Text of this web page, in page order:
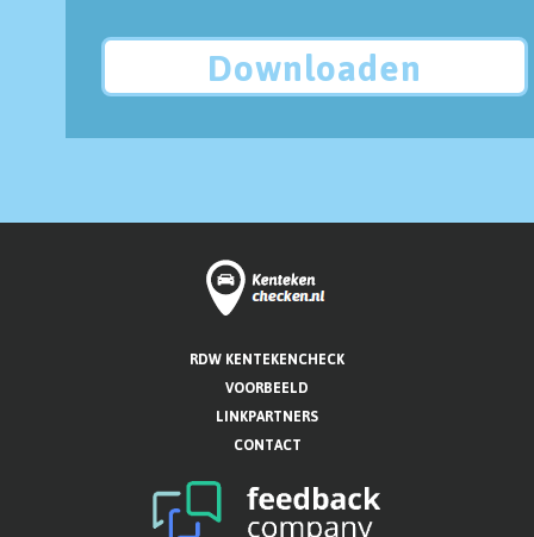
Downloaden
RDW KENTEKENCHECK
VOORBEELD
LINKPARTNERS
CONTACT